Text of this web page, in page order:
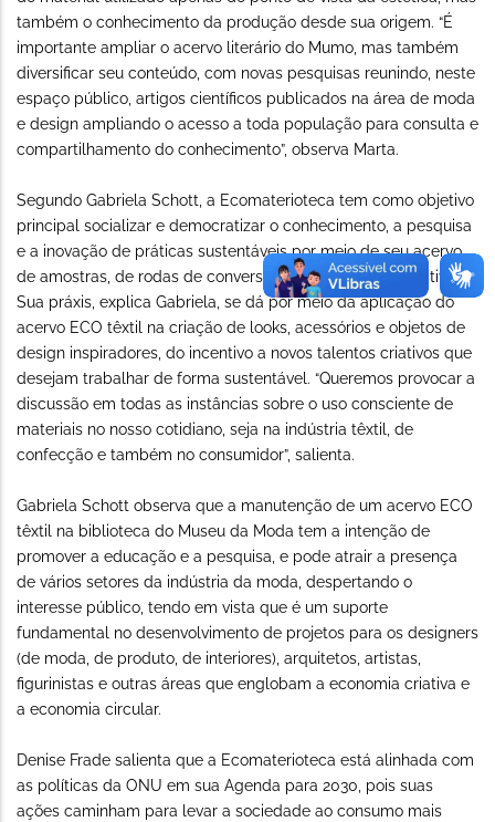
também o conhecimento da produção desde sua origem. “É
importante ampliar o acervo literário do Mumo, mas também
diversificar seu conteúdo, com novas pesquisas reunindo, neste
espaço público, artigos científicos publicados na área de moda
e design ampliando o acesso a toda população para consulta e
compartilhamento do conhecimento”, observa Marta.
Segundo Gabriela Schott, a Ecomaterioteca tem como objetivo
principal socializar e democratizar o conhecimento, a pesquisa
e a inovação de práticas sustentáveis por meio de seu acervo
de amostras, de rodas de conversa e ações públicas criativas.
Sua práxis, explica Gabriela, se dá por meio da aplicação do
acervo ECO têxtil na criação de looks, acessórios e objetos de
design inspiradores, do incentivo a novos talentos criativos que
desejam trabalhar de forma sustentável. “Queremos provocar a
discussão em todas as instâncias sobre o uso consciente de
materiais no nosso cotidiano, seja na indústria têxtil, de
confecção e também no consumidor”, salienta.
Gabriela Schott observa que a manutenção de um acervo ECO
têxtil na biblioteca do Museu da Moda tem a intenção de
promover a educação e a pesquisa, e pode atrair a presença
de vários setores da indústria da moda, despertando o
interesse público, tendo em vista que é um suporte
fundamental no desenvolvimento de projetos para os designers
(de moda, de produto, de interiores), arquitetos, artistas,
figurinistas e outras áreas que englobam a economia criativa e
a economia circular.
Denise Frade salienta que a Ecomaterioteca está alinhada com
as políticas da ONU em sua Agenda para 2030, pois suas
ações caminham para levar a sociedade ao consumo mais